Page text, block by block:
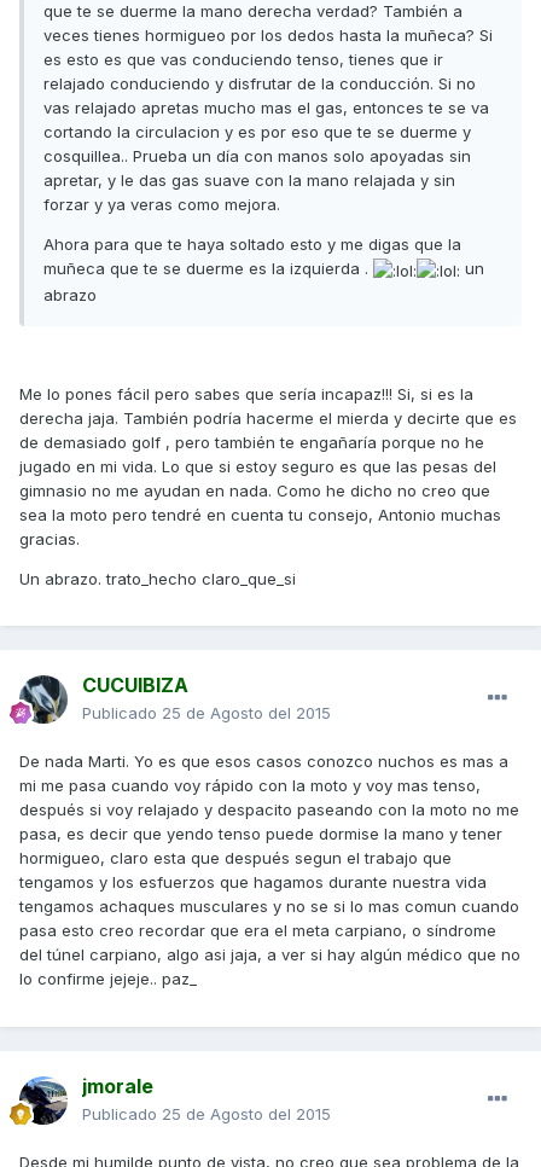
que te se duerme la mano derecha verdad? También a
veces tienes hormigueo por los dedos hasta la muñeca? Si
es esto es que vas conduciendo tenso, tienes que ir
relajado conduciendo y disfrutar de la conducción. Si no
vas relajado apretas mucho mas el gas, entonces te se va
cortando la circulacion y es por eso que te se duerme y
cosquillea.. Prueba un día con manos solo apoyadas sin
apretar, y le das gas suave con la mano relajada y sin
forzar y ya veras como mejora.
Ahora para que te haya soltado esto y me digas que la
muñeca que te se duerme es la izquierda .
un
abrazo
Me lo pones fácil pero sabes que sería incapaz!!! Si, si es la
derecha jaja. También podría hacerme el mierda y decirte que es
de demasiado golf , pero también te engañaría porque no he
jugado en mi vida. Lo que si estoy seguro es que las pesas del
gimnasio no me ayudan en nada. Como he dicho no creo que
sea la moto pero tendré en cuenta tu consejo, Antonio muchas
gracias.
Un abrazo. trato_hecho claro_que_si
CUCUIBIZA
Publicado 25 de Agosto del 2015
De nada Marti. Yo es que esos casos conozco nuchos es mas a
mi me pasa cuando voy rápido con la moto y voy mas tenso,
después si voy relajado y despacito paseando con la moto no me
pasa, es decir que yendo tenso puede dormise la mano y tener
hormigueo, claro esta que después segun el trabajo que
tengamos y los esfuerzos que hagamos durante nuestra vida
tengamos achaques musculares y no se si lo mas comun cuando
pasa esto creo recordar que era el meta carpiano, o síndrome
del túnel carpiano, algo asi jaja, a ver si hay algún médico que no
lo confirme jejeje.. paz_
jmorale
Publicado 25 de Agosto del 2015
Desde mi humilde punto de vista, no creo que sea problema de la